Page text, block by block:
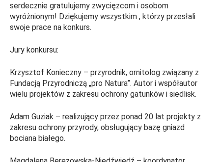
serdecznie gratulujemy zwycięzcom i osobom
wyróżnionym! Dziękujemy wszystkim , którzy przesłali
swoje prace na konkurs.
Jury konkursu:
Krzysztof Konieczny – przyrodnik, ornitolog związany z
Fundacją Przyrodniczą „pro Natura”. Autor i współautor
wielu projektów z zakresu ochrony gatunków i siedlisk.
Adam Guziak – realizujący przez ponad 20 lat projekty z
zakresu ochrony przyrody, obsługujący bazę gniazd
bociana białego.